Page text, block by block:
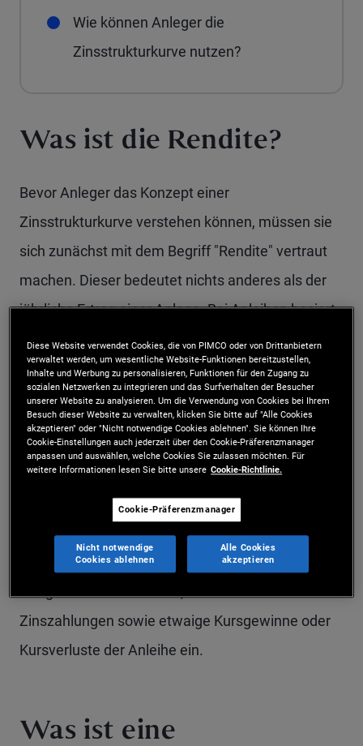
Wie können Anleger die
Zinsstrukturkurve nutzen?
Was ist die Rendite?
Bevor Anleger das Konzept einer
Zinsstrukturkurve verstehen können, müssen sie
sich zunächst mit dem Begriff "Rendite" vertraut
machen. Dieser bedeutet nichts anderes als der
jährliche Ertrag einer Anlage. Bei Anleihen basiert
die Rendite auf dem Kaufpreis der Anleihe und
den erhaltenen Kupon-Zahlungen.
Anleihenanleger verwenden oft eine Messgröße
der Rendite, die als „Rendite bis Fälligkeit“
bezeichnet wird, um eine Anleihe im Vergleich zu
einer anderen zu bewerten. Die Rendite bis
Fälligkeit spiegelt den Gesamtertrag wider, den ein
Anleger erhält, wenn er die Anleihe bis zur
Zinszahlungen sowie etwaige Kursgewinne oder
Kursverluste der Anleihe ein.
Was ist eine
Diese Website verwendet Cookies, die von PIMCO oder von Drittanbietern
verwaltet werden, um wesentliche Website-Funktionen bereitzustellen,
Inhalte und Werbung zu personalisieren, Funktionen für den Zugang zu
sozialen Netzwerken zu integrieren und das Surfverhalten der Besucher
unserer Website zu analysieren. Um die Verwendung von Cookies bei Ihrem
Besuch dieser Website zu verwalten, klicken Sie bitte auf "Alle Cookies
akzeptieren" oder "Nicht notwendige Cookies ablehnen". Sie können Ihre
Cookie-Einstellungen auch jederzeit über den Cookie-Präferenzmanager
anpassen und auswählen, welche Cookies Sie zulassen möchten. Für
weitere Informationen lesen Sie bitte unsere Cookie-Richtlinie.
Cookie-Präferenzmanager
Nicht notwendige
Cookies ablehnen
Alle Cookies
akzeptieren